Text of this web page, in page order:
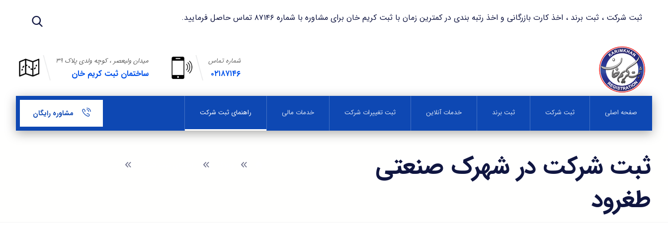
ثبت شرکت ، ثبت برند ، اخذ کارت بازرگانی و اخذ رتبه بندی در کمترین زمان با ثبت کریم خان برای مشاوره با شماره ۸۷۱۴۶ تماس حاصل فرمایید.
میدان ولیعصر ، کوچه ولدی پلاک ۳۹
ساختمان ثبت کریم خان
شماره تماس
۰۲۱۸۷۱۴۶
صفحه اصلی ثبت شرکت ثبت برند خدمات آنلاین ثبت تغییرات شرکت خدمات مالی راهنمای ثبت شرکت مشاوره رایگان
ثبت شرکت در شهرک صنعتی
طغرود